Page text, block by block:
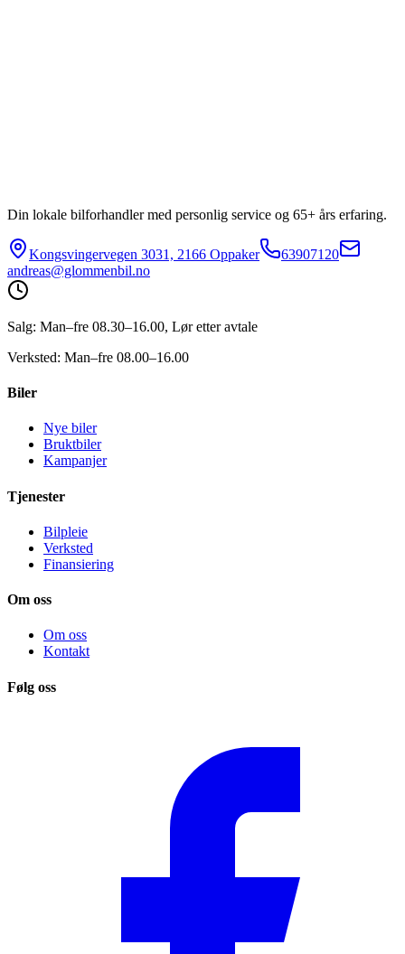
Din lokale bilforhandler med personlig service og 65+ års erfaring.
Kongsvingervegen 3031, 2166 Oppaker
63907120
andreas@glommenbil.no
Salg: Man–fre 08.30–16.00, Lør etter avtale
Verksted: Man–fre 08.00–16.00
Biler
Nye biler
Bruktbiler
Kampanjer
Tjenester
Bilpleie
Verksted
Finansiering
Om oss
Om oss
Kontakt
Følg oss